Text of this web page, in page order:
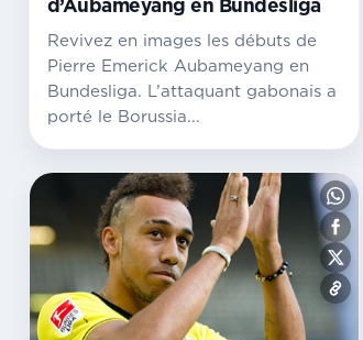
d’Aubameyang en Bundesliga
Revivez en images les débuts de
Pierre Emerick Aubameyang en
Bundesliga. L’attaquant gabonais a
porté le Borussia...